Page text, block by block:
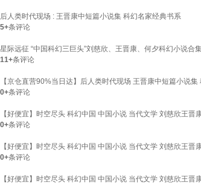
后人类时代现场 : 王晋康中短篇小说集 科幻名家经典书系
5+条评论
星际远征 “中国科幻三巨头”刘慈欣、王晋康、何夕科幻小说合
11+条评论
【京仓直营90%当日达】后人类时代现场 王晋康中短篇小说
0+条评论
【好便宜】时空尽头 科幻中国 中国小说 当代文学 刘慈欣王
0+条评论
【好便宜】时空尽头 科幻中国 中国小说 当代文学 刘慈欣王
0+条评论
【好便宜】时空尽头 科幻中国 中国小说 当代文学 刘慈欣王